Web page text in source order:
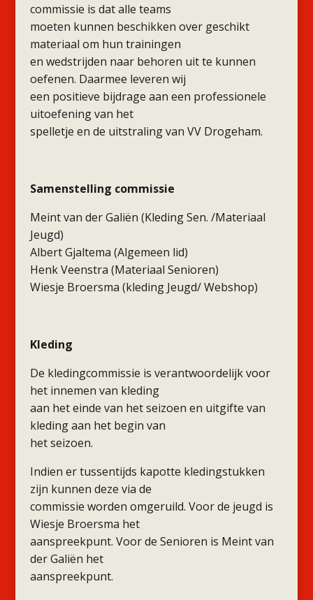
commissie is dat alle teams
moeten kunnen beschikken over geschikt
materiaal om hun trainingen
en wedstrijden naar behoren uit te kunnen
oefenen. Daarmee leveren wij
een positieve bijdrage aan een professionele
uitoefening van het
spelletje en de uitstraling van VV Drogeham.
Samenstelling commissie
Meint van der Galiën (Kleding Sen. /Materiaal
Jeugd)
Albert Gjaltema (Algemeen lid)
Henk Veenstra (Materiaal Senioren)
Wiesje Broersma (kleding Jeugd/ Webshop)
Kleding
De kledingcommissie is verantwoordelijk voor
het innemen van kleding
aan het einde van het seizoen en uitgifte van
kleding aan het begin van
het seizoen.
Indien er tussentijds kapotte kledingstukken
zijn kunnen deze via de
commissie worden omgeruild. Voor de jeugd is
Wiesje Broersma het
aanspreekpunt. Voor de Senioren is Meint van
der Galiën het
aanspreekpunt.